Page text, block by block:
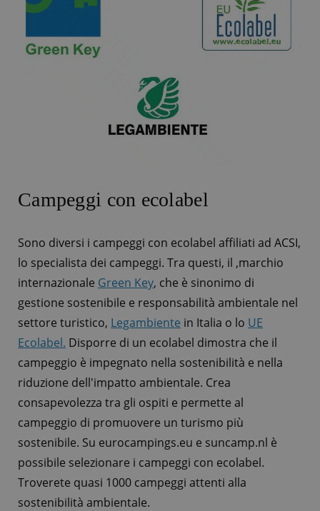
Campeggi con ecolabel
Sono diversi i campeggi con ecolabel affiliati ad ACSI,
lo specialista dei campeggi. Tra questi, il ,marchio
internazionale Green Key, che è sinonimo di
gestione sostenibile e responsabilità ambientale nel
settore turistico, Legambiente in Italia o lo UE
Ecolabel. Disporre di un ecolabel dimostra che il
campeggio è impegnato nella sostenibilità e nella
riduzione dell'impatto ambientale. Crea
consapevolezza tra gli ospiti e permette al
campeggio di promuovere un turismo più
sostenibile. Su eurocampings.eu e suncamp.nl è
possibile selezionare i campeggi con ecolabel.
Troverete quasi 1000 campeggi attenti alla
sostenibilità ambientale.